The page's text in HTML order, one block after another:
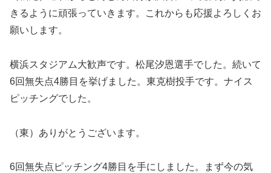
きるように頑張っていきます。これからも応援よろしくお
願いします。
横浜スタジアム大歓声です。松尾汐恩選手でした。続いて
6回無失点4勝目を挙げました。東克樹投手です。ナイス
ピッチングでした。
（東）ありがとうございます。
6回無失点ピッチング4勝目を手にしました。まず今の気